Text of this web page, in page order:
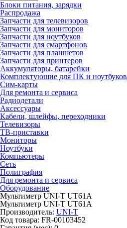
Блоки питания, зарядки
Распродажа
Запчасти для телевизоров
Запчасти для мониторов
Запчасти для ноутбуков
Запчасти для смартфонов
Запчасти для планшетов
Запчасти для принтеров
Аккумуляторы, батарейки
Комплектующие для ПК и ноутбуков
Сим-карты
Для ремонта и сервиса
Радиодетали
Аксессуары
Кабели, шлейфы, переходники
Телевизоры
ТВ-приставки
Мониторы
Ноутбуки
Компьютеры
Сеть
Полиграфия
Для ремонта и сервиса
Оборудование
Мультиметр UNI-T UT61A
Мультиметр UNI-T UT61A
Производитель: UNI-T
Код товара: FR-00103452